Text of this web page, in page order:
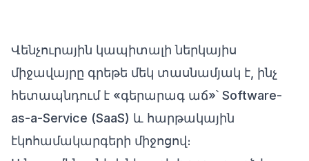
Վենչուրային կապիտալի ներկայիս
միջավայրը գրեթե մեկ տասնամյակ է, ինչ
հետապնդում է «գերարագ աճ»՝ Software-
as-a-Service (SaaS) և հարթակային
էկոհամակարգերի միջոցով։